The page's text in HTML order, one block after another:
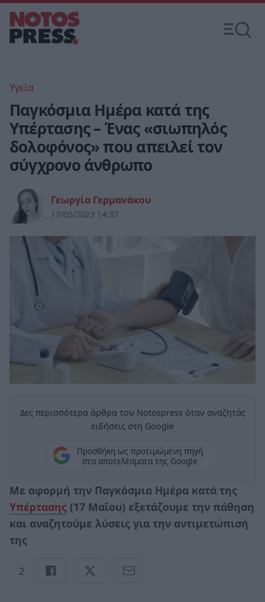
Υγεία
Παγκόσμια Ημέρα κατά της
Υπέρτασης – Ένας «σιωπηλός
δολοφόνος» που απειλεί τον
σύγχρονο άνθρωπο
Γεωργία Γερμανάκου
17/05/2023 14:37
Δες περισσότερα άρθρα του Notospress όταν αναζητάς
ειδήσεις στη Google
Προσθήκη ως προτιμώμενη πηγή
στα αποτελέσματα της Google
Με αφορμή την Παγκόσμια Ημέρα κατά της
Υπέρτασης (17 Μαΐου) εξετάζουμε την πάθηση
και αναζητούμε λύσεις για την αντιμετώπισή
της
2